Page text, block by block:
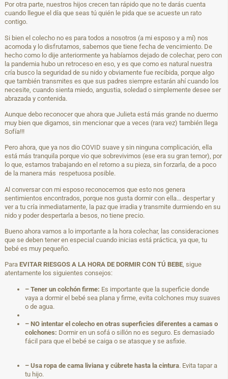
Por otra parte, nuestros hijos crecen tan rápido que no te darás cuenta
cuando llegue el día que seas tú quién le pida que se acueste un rato
contigo.
Si bien el colecho no es para todos a nosotros (a mi esposo y a mí) nos
acomoda y lo disfrutamos, sabemos que tiene fecha de vencimiento. De
hecho como lo dije anteriormente ya habíamos dejado de colechar, pero con
la pandemia hubo un retroceso en eso, y es que como es natural nuestra
cría busco la seguridad de su nido y obviamente fue recibida, porque algo
que también transmites es que sus padres siempre estarán ahí cuando los
necesite, cuando sienta miedo, angustia, soledad o simplemente desee ser
abrazada y contenida.
Aunque debo reconocer que ahora que Julieta está más grande no duermo
muy bien que digamos, sin mencionar que a veces (rara vez) también llega
Sofía!!!
Pero ahora, que ya nos dio COVID suave y sin ninguna complicación, ella
está más tranquila porque vio que sobrevivimos (ese era su gran temor), por
lo que, estamos trabajando en el retorno a su pieza, sin forzarla, de a poco
de la manera más respetuosa posible.
Al conversar con mi esposo reconocemos que esto nos genera
sentimientos encontrados, porque nos gusta dormir con ella… despertar y
ver a tu cría inmediatamente, la paz que irradia y transmite durmiendo en su
nido y poder despertarla a besos, no tiene precio.
Bueno ahora vamos a lo importante a la hora colechar, las consideraciones
que se deben tener en especial cuando inicias está práctica, ya que, tu
bebé es muy pequeño.
Para EVITAR RIESGOS A LA HORA DE DORMIR CON TÚ BEBE, sigue
atentamente los siguientes consejos:
– Tener un colchón firme: Es importante que la superficie donde
vaya a dormir el bebé sea plana y firme, evita colchones muy suaves
o de agua.
– NO intentar el colecho en otras superficies diferentes a camas o
colchones: Dormir en un sofá o sillón no es seguro. Es demasiado
fácil para que el bebé se caiga o se atasque y se asfixie.
– Usa ropa de cama liviana y cúbrete hasta la cintura. Evita tapar a
tu hijo.